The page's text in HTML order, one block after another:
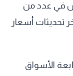
الأمريكية بنحو 10 قروش في عدد من
تحديثات أسعار
الأسواق